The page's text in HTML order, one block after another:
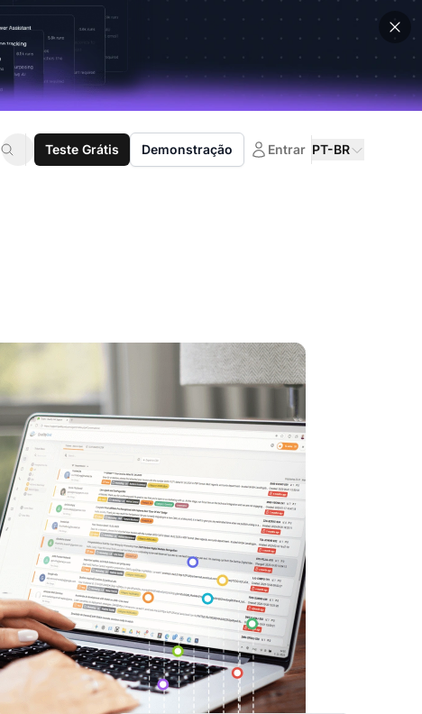
Teste Grátis Demonstração Entrar PT-BR